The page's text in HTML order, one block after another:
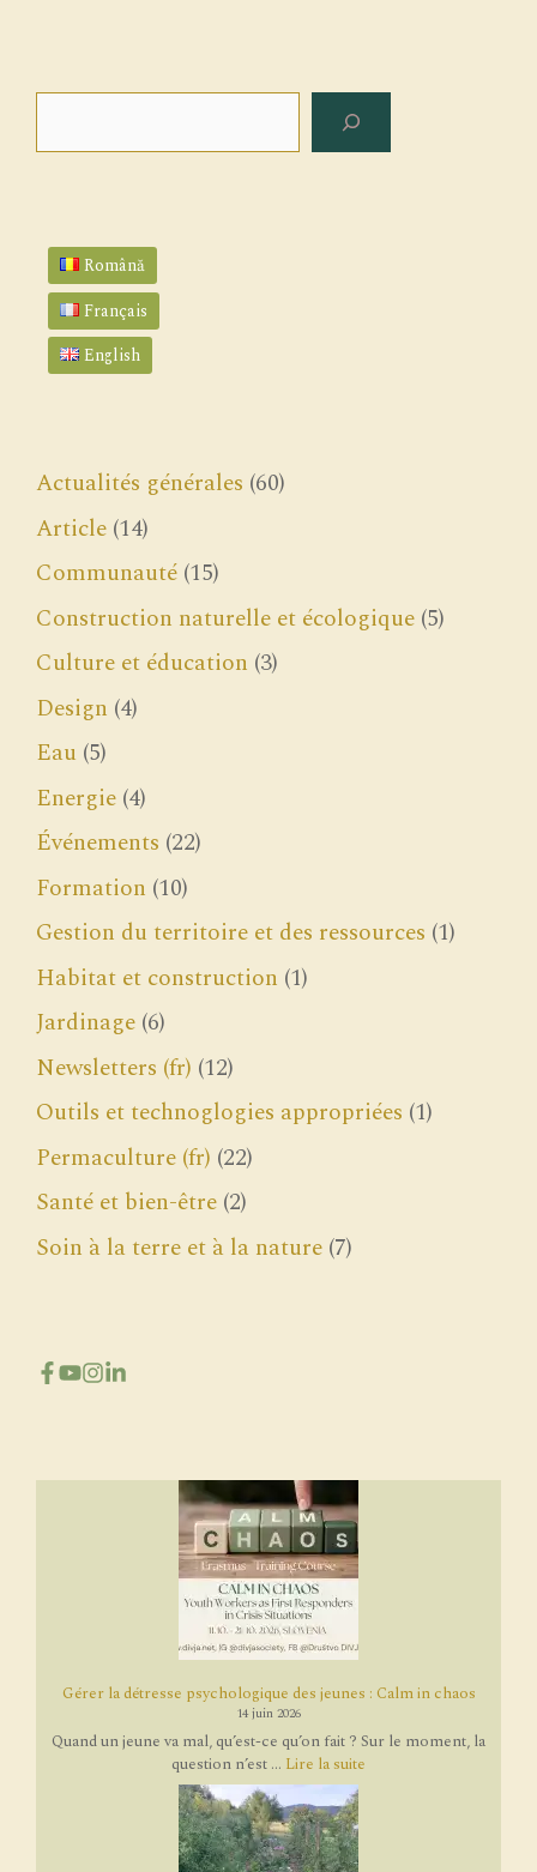
Română
Français
English
Actualités générales (60)
Article (14)
Communauté (15)
Construction naturelle et écologique (5)
Culture et éducation (3)
Design (4)
Eau (5)
Energie (4)
Événements (22)
Formation (10)
Gestion du territoire et des ressources (1)
Habitat et construction (1)
Jardinage (6)
Newsletters (fr) (12)
Outils et technoglogies appropriées (1)
Permaculture (fr) (22)
Santé et bien-être (2)
Soin à la terre et à la nature (7)
Gérer la détresse psychologique des jeunes : Calm in chaos
14 juin 2026
Quand un jeune va mal, qu’est-ce qu’on fait ? Sur le moment, la
question n’est ... Lire la suite